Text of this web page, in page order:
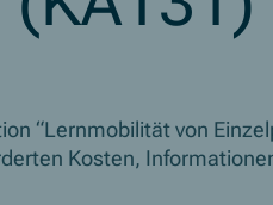
“Lernmobilität von
Kosten,